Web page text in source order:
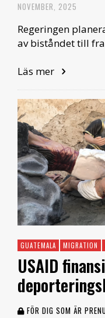
NOVEMBER, 2025
Regeringen
av biståndet till
Läs mer
GUATEMALA MIGRATION
USAID
FÖR DIG SOM ÄR